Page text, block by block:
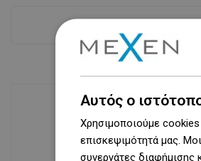
Διαθεσιμότητα
Σύγχρονο κέντρο logistics
Αυτός ο
Χρησιμοποιούμε cookies
επισκεψιμότητά μας.
συνεργάτες διαφήμισης